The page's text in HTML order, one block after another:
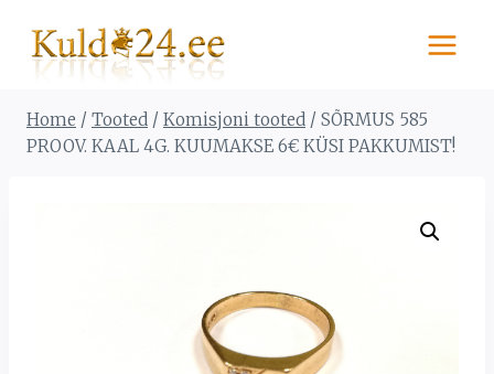
content
Home / Tooted / Komisjoni tooted / SÕRMUS 585
PROOV. KAAL 4G. KUUMAKSE 6€ KÜSI PAKKUMIST!